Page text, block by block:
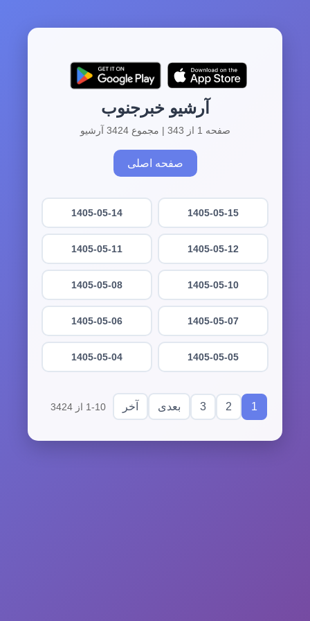
آرشیو خبرجنوب
صفحه 1 از 343 | مجموع 3424 آرشیو
صفحه اصلی
1405-05-15
1405-05-14
1405-05-12
1405-05-11
1405-05-10
1405-05-08
1405-05-07
1405-05-06
1405-05-05
1405-05-04
1
2
3 بعدی آخر 1-10 از 3424